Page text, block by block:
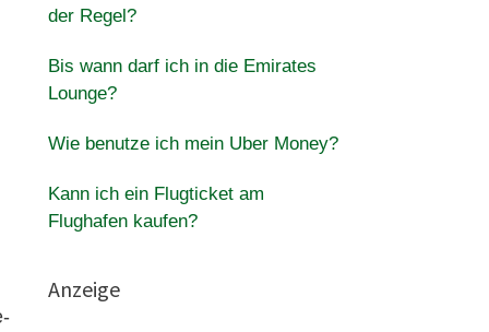
der Regel?
Bis wann darf ich in die Emirates
Lounge?
Wie benutze ich mein Uber Money?
Kann ich ein Flugticket am
Flughafen kaufen?
Anzeige